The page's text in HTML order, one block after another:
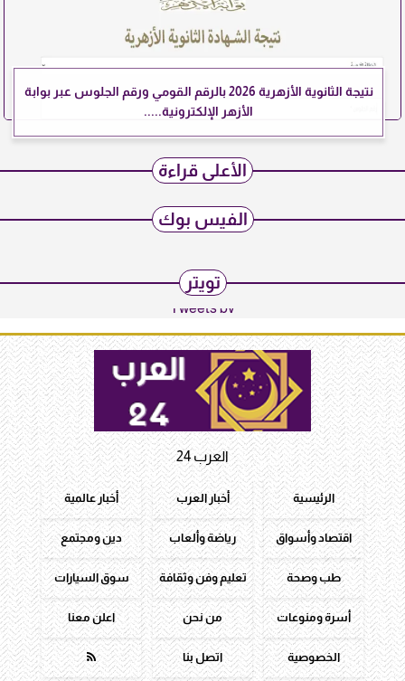
نتيجة الثانوية الأزهرية 2026 بالرقم القومي ورقم الجلوس عبر بوابة
الأزهر الإلكترونية.....
الأعلى قراءة
الفيس بوك
تويتر
Tweets by
العرب 24
الرئيسية أخبار العرب أخبار عالمية
اقتصاد وأسواق رياضة وألعاب دين ومجتمع
طب وصحة تعليم وفن وثقافة سوق السيارات
أسرة ومنوعات من نحن اعلن معنا
الخصوصية اتصل بنا 